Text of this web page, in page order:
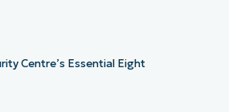
Centre’s Essential Eight